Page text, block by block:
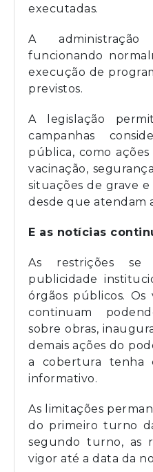
executadas.
A
funcionando
execução de
previstos.
A legislação
campanhas
pública, como
vacinação,
situações de grave
desde que atendam
E as notícias
As restrições se
publicidade
órgãos públicos.
continuam
sobre obras,
demais ações do
a cobertura tenha
informativo.
As limitações
do primeiro turno
segundo turno, as
vigor até a data da